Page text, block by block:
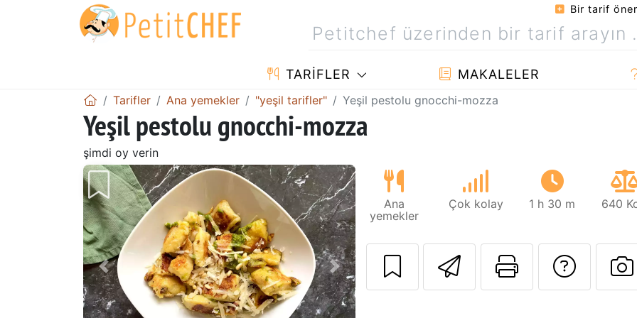
Bir tarif
TARIFLER MAKALELER
Tarifler Ana yemekler "yeşil tarifler" Yeşil pestolu gnocchi-mozza
Yeşil pestolu gnocchi-mozza
şimdi oy verin
Önceki Sonraki
Ana
yemekler
Çok kolay 1 h 30 m 640
Arkadaşına
Bu